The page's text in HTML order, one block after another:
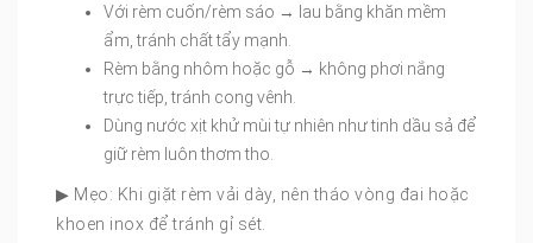
Với rèm cuốn/rèm sáo → lau bằng khăn mềm
ẩm, tránh chất tẩy mạnh.
Rèm bằng nhôm hoặc gỗ → không phơi nắng
trực tiếp, tránh cong vênh.
Dùng nước xịt khử mùi tự nhiên như tinh dầu sả để
giữ rèm luôn thơm tho.
▶ Mẹo: Khi giặt rèm vải dày, nên tháo vòng đai hoặc
khoen inox để tránh gỉ sét.